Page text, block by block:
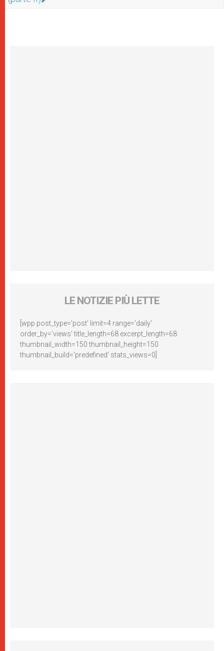
LE NOTIZIE PIÙ LETTE
[wpp post_type='post' limit=4 range='daily'
order_by='views' title_length=68 excerpt_length=68
thumbnail_width=150 thumbnail_height=150
thumbnail_build='predefined' stats_views=0]